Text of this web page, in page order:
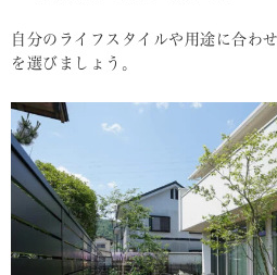
自分のライフスタイルや用途に合わ
を選びましょう。